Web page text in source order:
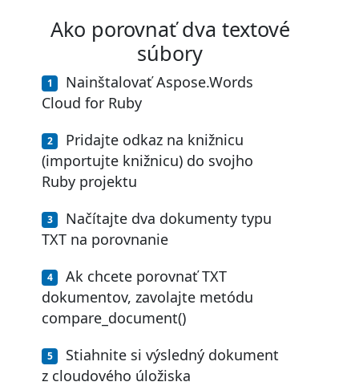
Ako porovnať dva textové
súbory
Nainštalovať Aspose.Words
Cloud for Ruby
Pridajte odkaz na knižnicu
(importujte knižnicu) do svojho
Ruby projektu
Načítajte dva dokumenty typu
TXT na porovnanie
Ak chcete porovnať TXT
dokumentov, zavolajte metódu
compare_document()
Stiahnite si výsledný dokument
z cloudového úložiska